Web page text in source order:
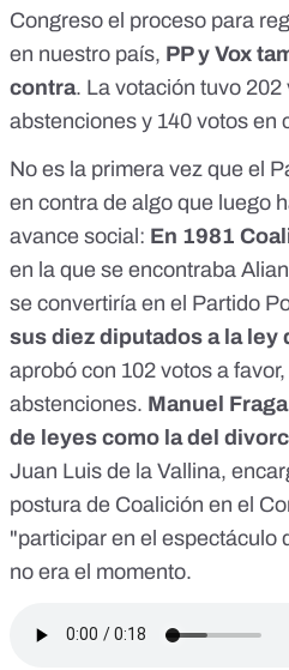
Congreso el proceso para
en nuestro país, PP y Vox
contra. La votación tuvo 202
abstenciones y 140 votos en
No es la primera vez que el
en contra de algo que luego
avance social: En 1981
en la que se encontraba
se convertiría en el Partido
sus diez diputados a la ley
aprobó con 102 votos a
abstenciones. Manuel
de leyes como la del
Juan Luis de la Vallina,
postura de Coalición en el
"participar en el espectáculo
no era el momento.